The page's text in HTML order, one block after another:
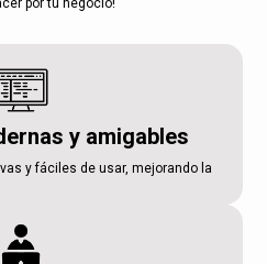
y amigables
y fáciles de usar, mejorando la